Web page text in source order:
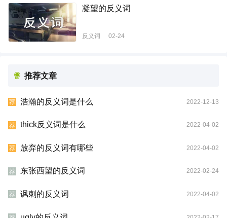
凝望的反义词
反义词 02-24
推荐文章
荐 浩瀚的反义词是什么 2022-12-13
荐 thick反义词是什么 2022-04-02
荐 放弃的反义词有哪些 2022-04-02
荐 东张西望的反义词 2022-02-24
荐 讽刺的反义词 2022-04-02